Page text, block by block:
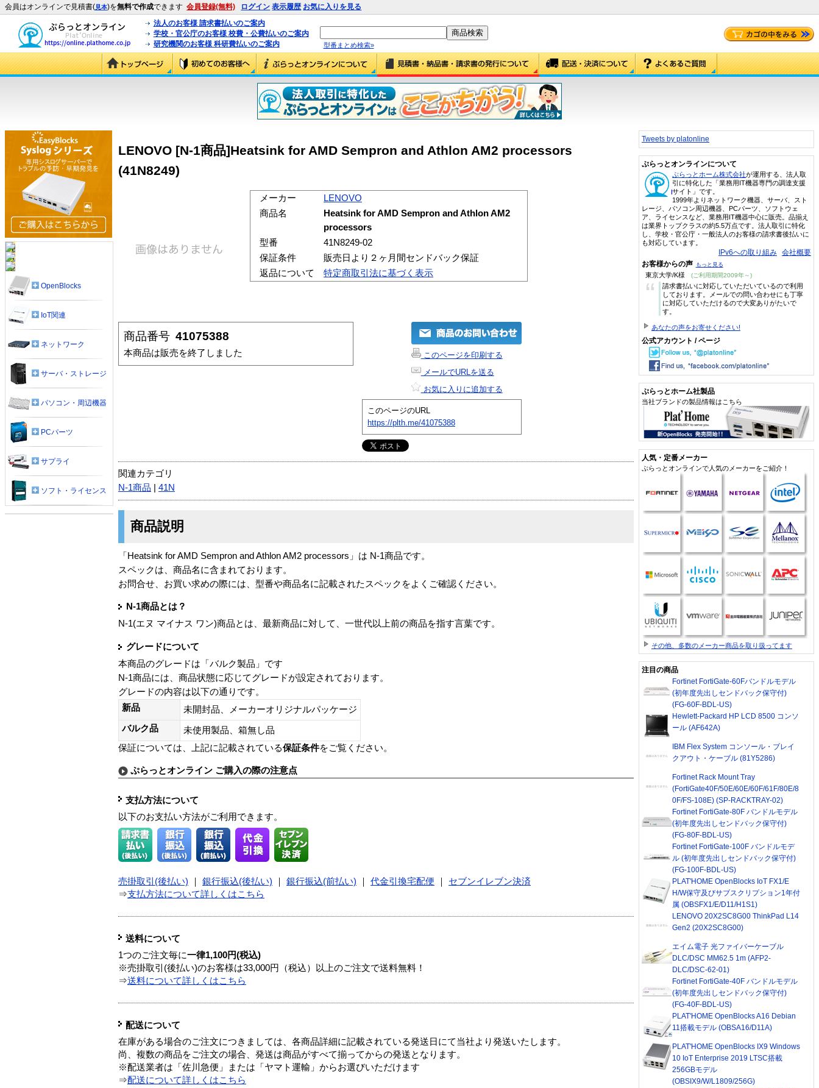
会員はオンラインで見積書(見本)を無料で作成できます 会員登録(無料) ログイン 表示履歴 お気に入りを見る
法人のお客様 請求書払いのご案内
学校・官公庁のお客様 校費・公費払いのご案内
研究機関のお客様 科研費払いのご案内
型番まとめ検索»
LENOVO [N-1商品]Heatsink for AMD Sempron and Athlon AM2 processors
(41N8249)
メーカー
LENOVO
商品名
Heatsink for AMD Sempron and Athlon AM2
processors
型番
41N8249-02
保証条件
販売日より２ヶ月間センドバック保証
返品について
特定商取引法に基づく表示
商品番号 41075388
本商品は販売を終了しました
このページを印刷する
メールでURLを送る
お気に入りに追加する
このページのURL
https://plth.me/41075388
関連カテゴリ
N-1商品
41N
商品説明
「Heatsink for AMD Sempron and Athlon AM2 processors」は N-1商品です。
スペックは、商品名に含まれております。
お問合せ、お買い求めの際には、型番や商品名に記載されたスペックをよくご確認ください。
N-1商品とは？
N-1(エヌ マイナス ワン)商品とは、最新商品に対して、一世代以上前の商品を指す言葉です。
グレードについて
本商品のグレードは「バルク製品」です
N-1商品には、商品状態に応じてグレードが設定されております。
グレードの内容は以下の通りです。
新品
未開封品、メーカーオリジナルパッケージ
バルク品
未使用製品、箱無し品
保証については、上記に記載されている保証条件をご覧ください。
ぷらっとオンライン ご購入の際の注意点
支払方法について
以下のお支払い方法がご利用できます。
売掛取引(後払い) 銀行振込(後払い) 銀行振込(前払い) 代金引換宅配便
セブンイレブン決済
⇒支払方法について詳しくはこちら
送料について
1つのご注文毎に一律1,100円(税込)
※売掛取引(後払い)のお客様は33,000円（税込）以上のご注文で送料無料！
⇒送料について詳しくはこちら
配送について
在庫がある場合のご注文につきましては、各商品詳細に記載されている発送日にて当社より発送いたします。
尚、複数の商品をご注文の場合、発送は商品がすべて揃ってからの発送となります。
※配送業者は「佐川急便」または「ヤマト運輸」からお選びいただけます
⇒配送について詳しくはこちら
OpenBlocks
IoT関連
ネットワーク
サーバ・ストレージ
パソコン・周辺機器
PCパーツ
サプライ
ソフト・ライセンス
Tweets by platonline
ぷらっとオンラインについて
ぷらっとホーム株式会社が運用する、法人取
引に特化した「業務用IT機器専門の調達支援
サイト」です。
1999年よりネットワーク機器、サーバ、スト
レージ、パソコン周辺機器、PCパーツ、ソフトウェ
ア、ライセンスなど、業務用IT機器中心に販売。品揃え
は業界トップクラスの約5.5万点です。法人取引に特化
し、学校・官公庁・一般法人のお客様の請求書後払いに
も対応しています。
IPv6への取り組み 会社概要
お客様からの声 もっと見る
東京大学/K様 (ご利用期間2009年～)
“
請求書払いに対応していただいているので利用
しております。メールでの問い合わせにも丁寧
に対応していただけるので大変ありがたいで
す。
あなたの声をお寄せください!
公式アカウント / ページ
ぷらっとホーム社製品
当社ブランドの製品情報はこちら
人気・定番メーカー
ぷらっとオンラインで人気のメーカーをご紹介！
その他、多数のメーカー商品を取り扱ってます
注目の商品
Fortinet FortiGate-60Fバンドルモデル
(初年度先出しセンドバック保守付)
(FG-60F-BDL-US)
Hewlett-Packard HP LCD 8500 コンソ
ール (AF642A)
IBM Flex System コンソール・ブレイ
クアウト・ケーブル (81Y5286)
Fortinet Rack Mount Tray
(FortiGate40F/50E/60E/60F/61F/80E/8
0F/FS-108E) (SP-RACKTRAY-02)
Fortinet FortiGate-80F バンドルモデル
(初年度先出しセンドバック保守付)
(FG-80F-BDL-US)
Fortinet FortiGate-100F バンドルモデ
ル (初年度先出しセンドバック保守付)
(FG-100F-BDL-US)
PLAT'HOME OpenBlocks IoT FX1/E
H/W保守及びサブスクリプション1年付
属 (OBSFX1/E/D11/H1S1)
LENOVO 20X2SC8G00 ThinkPad L14
Gen2 (20X2SC8G00)
エイム電子 光ファイバーケーブル
DLC/DSC MM62.5 1m (AFP2-
DLC/DSC-62-01)
Fortinet FortiGate-40F バンドルモデル
(初年度先出しセンドバック保守付)
(FG-40F-BDL-US)
PLAT'HOME OpenBlocks A16 Debian
11搭載モデル (OBSA16/D11A)
PLAT'HOME OpenBlocks IX9 Windows
10 IoT Enterprise 2019 LTSC搭載
256GBモデル
(OBSIX9/W/L1809/256G)